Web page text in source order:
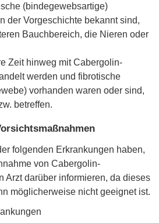
(bindegewebsartige)
der Vorgeschichte bekannt sind,
Bauchbereich, die Nieren oder
Zeit hinweg mit Cabergolin-
werden und fibrotische
vorhanden waren oder sind,
betreffen.
folgenden Erkrankungen haben,
von Cabergolin-
Arzt darüber informieren, da dieses
möglicherweise nicht geeignet ist.